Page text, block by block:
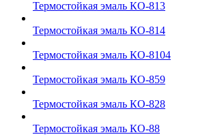
Термостойкая эмаль КО-813
Термостойкая эмаль КО-814
Термостойкая эмаль КО-8104
Термостойкая эмаль КО-859
Термостойкая эмаль КО-828
Термостойкая эмаль КО-88